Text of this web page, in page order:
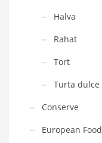
Halva
Rahat
Tort
Turta dulce
Conserve
European Food